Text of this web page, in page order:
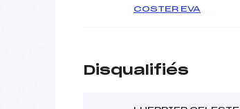
COSTER EVA
Disqualifiés